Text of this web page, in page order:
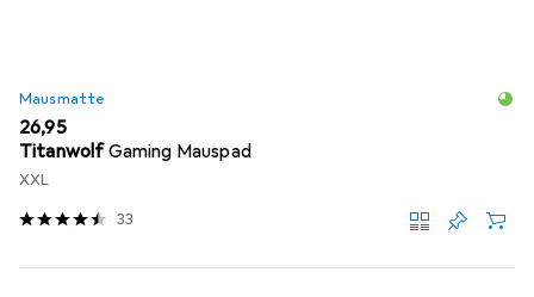
Mausmatte
EUR
26,95
TitanwolfGaming Mauspad
XXL
33